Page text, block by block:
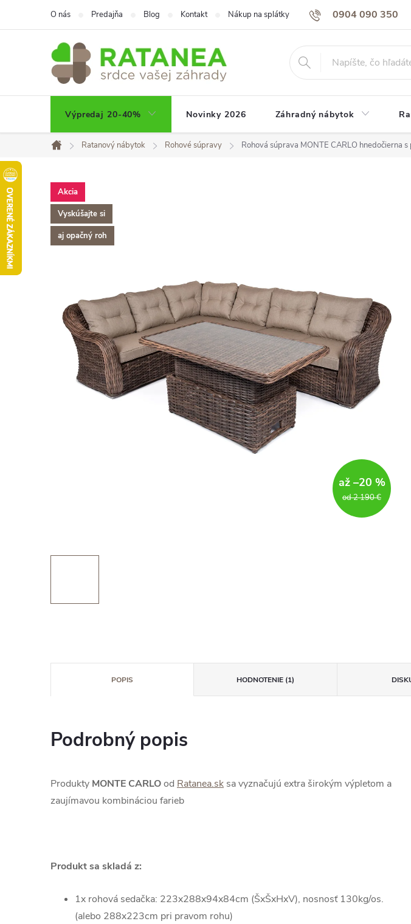
0904 090 350
O nás Predajňa Blog Kontakt Nákup na splátky Reklamácie a záruka
Výpredaj 20-40% Novinky 2026 Záhradný nábytok
Domov
Ratanový nábytok Rohové súpravy Rohová súprava MONTE CARLO hnedočierna
Akcia
Vyskúšajte si
aj opačný roh
od 2 190 €
až –20 %
POPIS HODNOTENIE (1)
Podrobný popis
Produkty MONTE CARLOod Ratanea.sk sa vyznačujú extra širokým výpletom a
zaujímavou kombináciou farieb
Produkt sa skladá z:
1x rohová sedačka: 223x288x94x84cm (ŠxŠxHxV), nosnosť 130kg/os.
(alebo 288x223cm pri pravom rohu)